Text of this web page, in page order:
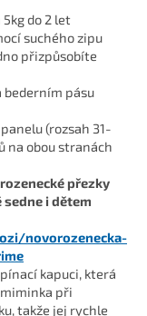
do 2 let
suchého zipu
přizpůsobíte
bederním pásu
(rozsah 31-
na obou stranách
přezky
i dětem
novorozenecka-
kapuci, která
při
takže jej rychle